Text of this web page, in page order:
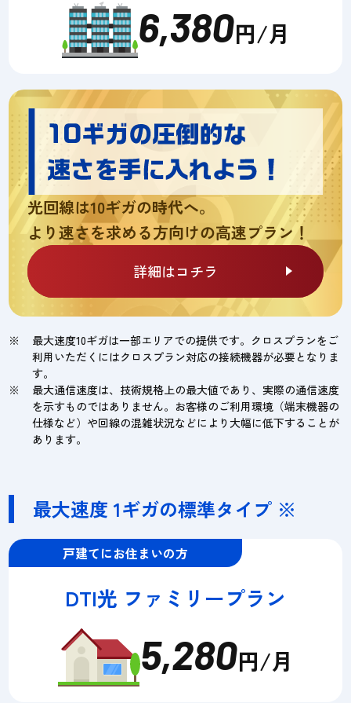
6,380円/月
光回線は10ギガの時代へ。
より速さを求める方向けの高速プラン！
詳細はコチラ
最大速度10ギガは一部エリアでの提供です。クロスプランをご
利用いただくにはクロスプラン対応の接続機器が必要となりま
す。
最大通信速度は、技術規格上の最大値であり、実際の通信速度
を示すものではありません。お客様のご利用環境（端末機器の
仕様など）や回線の混雑状況などにより大幅に低下することが
あります。
最大速度 1ギガの標準タイプ ※
戸建てにお住まいの方
DTI光 ファミリープラン
5,280円/月